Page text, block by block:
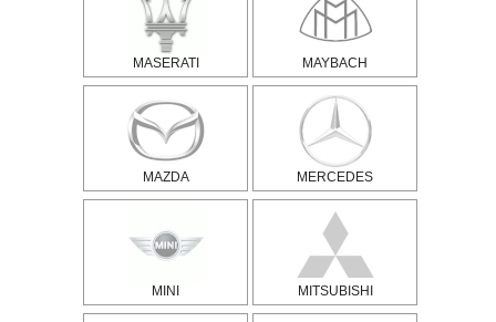
MASERATI MAYBACH
MAZDA MERCEDES
MINI MITSUBISHI